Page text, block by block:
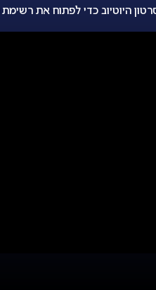
היוטיוב כדי לפתוח את רשימת